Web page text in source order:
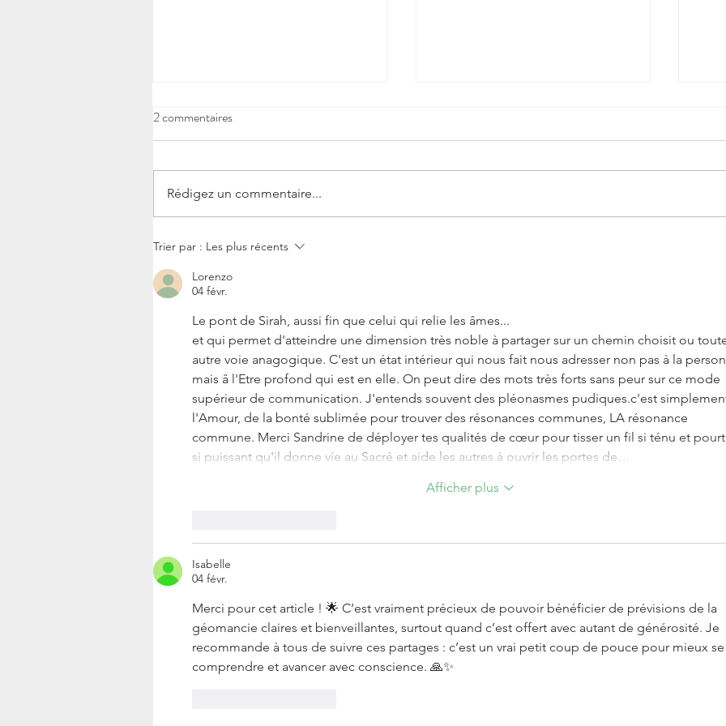
France 2026 : L’élan ou
l’effondrement
2 commentaires
Rédigez un commentaire...
Trier par : Les plus récents
Lorenzo
04 févr.
Le pont de Sirah, aussi fin que celui qui relie les âmes...
et qui permet d'atteindre une dimension très noble à partager sur un chemin choisit ou
autre voie anagogique. C'est un état intérieur qui nous fait nous adresser non pas à la
mais â l'Etre profond qui est en elle. On peut dire des mots très forts sans peur sur ce mode
supérieur de communication. J'entends souvent des pléonasmes pudiques.c'est
l'Amour, de la bonté sublimée pour trouver des résonances communes, LA résonance
commune. Merci Sandrine de déployer tes qualités de cœur pour tisser un fil si ténu et
si puissant qu'il donne vie au Sacré et aide les autres à ouvrir les portes de…
Afficher plus
Isabelle
04 févr.
Merci pour cet article ! 🌟 C’est vraiment précieux de pouvoir bénéficier de prévisions de la
géomancie claires et bienveillantes, surtout quand c’est offert avec autant de générosité. Je
recommande à tous de suivre ces partages : c’est un vrai petit coup de pouce pour mieux se
comprendre et avancer avec conscience. 🙏✨